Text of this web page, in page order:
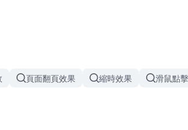
頁面翻頁效果 縮時效果 滑鼠點